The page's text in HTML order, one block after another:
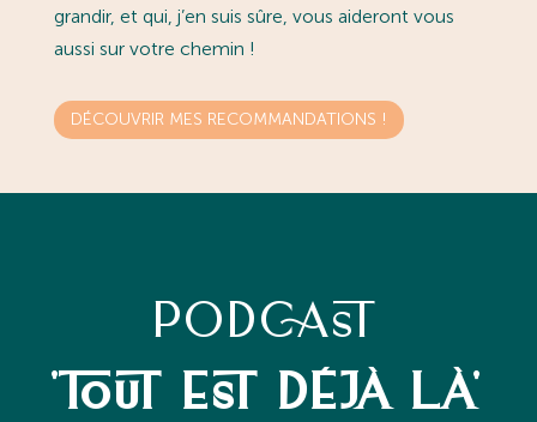
grandir, et qui, j’en suis sûre, vous aideront vous
aussi sur votre chemin !
DÉCOUVRIR MES RECOMMANDATIONS !
PODCAST
'TOUT EST DÉJÀ LÀ'